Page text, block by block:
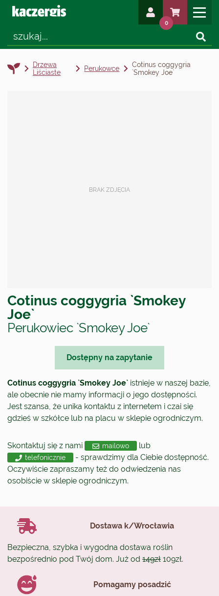
0
Drzewa
Liściaste
Perukowce
Cotinus coggygria
`Smokey Joe`
Cotinus coggygria `Smokey
Joe`
Perukowiec `Smokey Joe`
Dostępny na zapytanie
Cotinus coggygria `Smokey Joe` istnieje w naszej bazie,
ale obecnie nie mamy informacji o jego dostępności.
Jest szansa, że unika kontaktu z internetem i czai się
gdzieś w szkółce lub na placu w sklepie ogrodniczym.
Skontaktuj się z nami mailowo lub
telefonicznie
- sprawdzimy dla Ciebie dostępność.
Oczywiście zapraszamy też do odwiedzenia nas
osobiście w sklepie ogrodniczym.
Dostawa k/Wrocławia
Bezpieczna, szybka i wygodna dostawa roślin
bezpośrednio pod Twój dom. Już od 149zł 109zł.
Pomagamy posadzić